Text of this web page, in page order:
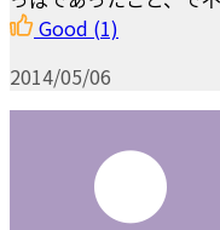
Good (1)
2014/05/06